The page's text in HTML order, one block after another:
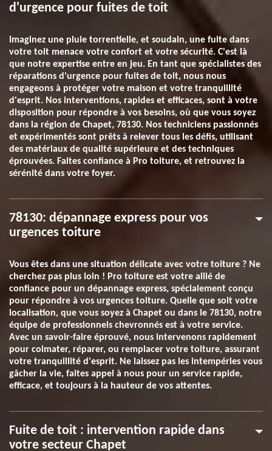
d'urgence pour fuites de toit
Imaginez une pluie torrentielle, et soudain, une fuite dans
votre toit menace votre confort et votre sécurité. C'est là
que notre expertise entre en jeu. En tant que spécialistes des
réparations d'urgence pour fuites de toit, nous nous
engageons à protéger votre maison et votre tranquillité
d'esprit. Nos interventions, rapides et efficaces, sont à votre
disposition pour répondre à vos besoins, où que vous soyez
dans la région de Chapet, 78130. Nos techniciens passionnés
et expérimentés sont prêts à relever tous les défis, utilisant
des matériaux de qualité supérieure et des techniques
éprouvées. Faites confiance à Pro toiture, et retrouvez la
sérénité dans votre foyer.
78130: dépannage express pour vos
urgences toiture
Vous êtes dans une situation délicate avec votre toiture ? Ne
cherchez pas plus loin ! Pro toiture est votre allié de
confiance pour un dépannage express, spécialement conçu
pour répondre à vos urgences toiture. Quelle que soit votre
localisation, que vous soyez à Chapet ou dans le 78130, notre
équipe de professionnels chevronnés est à votre service.
Avec un savoir-faire éprouvé, nous intervenons rapidement
pour colmater, réparer, ou remplacer votre toiture, assurant
votre tranquillité d'esprit. Ne laissez pas les intempéries vous
gâcher la vie, faites appel à nous pour un service rapide,
efficace, et toujours à la hauteur de vos attentes.
Fuite de toit : intervention rapide dans
votre secteur Chapet